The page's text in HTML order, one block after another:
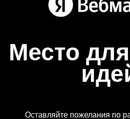
Место
Оставляйте пожелания по